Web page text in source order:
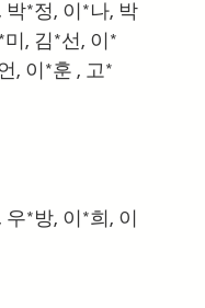
박*정, 이*나, 박
, 김*선, 이*
, 이*훈 , 고*
*방, 이*희, 이